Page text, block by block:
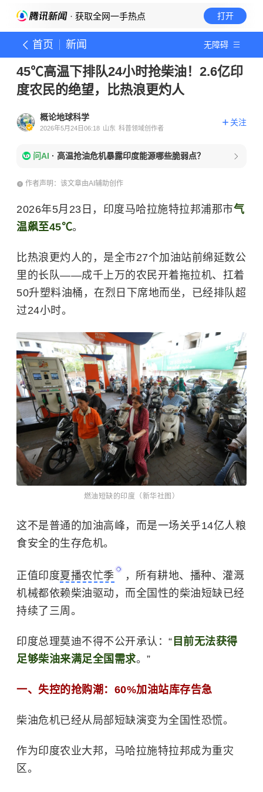
· 获取全网一手热点 打开
首页 新闻 无障碍
45℃高温下排队24小时抢柴油！2.6亿印
度农民的绝望，比热浪更灼人
概论地球科学
2026年5月24日06:18 山东 科普领域创作者
关注
问AI · 高温抢油危机暴露印度能源哪些脆弱点？
作者声明：该文章由AI辅助创作
2026年5月23日，印度马哈拉施特拉邦浦那市气
温飙至45℃。
比热浪更灼人的，是全市27个加油站前绵延数公
里的长队——成千上万的农民开着拖拉机、扛着
50升塑料油桶，在烈日下席地而坐，已经排队超
过24小时。
燃油短缺的印度（新华社图）
这不是普通的加油高峰，而是一场关乎14亿人粮
食安全的生存危机。
正值印度夏播农忙季
，所有耕地、播种、灌溉
机械都依赖柴油驱动，而全国性的柴油短缺已经
持续了三周。
印度总理莫迪不得不公开承认：“ 目前无法获得
足够柴油来满足全国需求。”
一、失控的抢购潮：60%加油站库存告急
柴油危机已经从局部短缺演变为全国性恐慌。
作为印度农业大邦，马哈拉施特拉邦成为重灾
区。